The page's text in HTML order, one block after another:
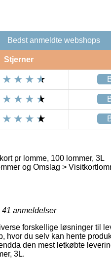
Bedst anmeldte webshops
Stjerner
pr lomme, 100 lommer, 3L
og Omslag >
41 anmeldelser
forskellige løsninger til
du selv kan hente
den mest letkøbte
3L.